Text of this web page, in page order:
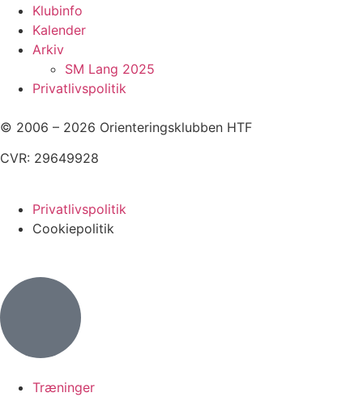
Klubinfo
Kalender
Arkiv
SM Lang 2025
Privatlivspolitik
© 2006 – 2026 Orienteringsklubben HTF
CVR: 29649928
Privatlivspolitik
Cookiepolitik
Træninger